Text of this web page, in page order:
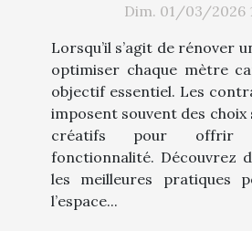
Dim. 01/03/2026
Lorsqu’il s’agit de rénover
optimiser chaque mètre
objectif essentiel. Les
imposent souvent des
créatifs pour
fonctionnalité. Découvrez
les meilleures pratiques
l’espace...